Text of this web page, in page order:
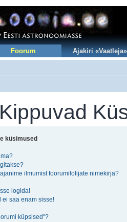
Foorum Ajakiri «Vaatleja»
küsimused
ilmumist foorumilolijate nimekirja?
logida!
ei saa enam sisse!
küpsised"?